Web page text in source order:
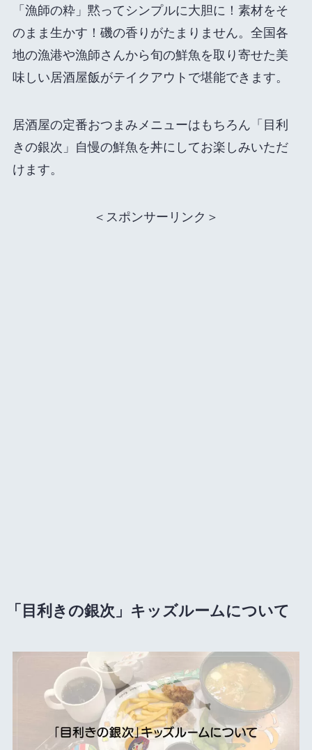
「漁師の粋」黙ってシンプルに大胆に！素材をそ
のまま生かす！磯の香りがたまりません。全国各
地の漁港や漁師さんから旬の鮮魚を取り寄せた美
味しい居酒屋飯がテイクアウトで堪能できます。
居酒屋の定番おつまみメニューはもちろん「目利
きの銀次」自慢の鮮魚を丼にしてお楽しみいただ
けます。
＜スポンサーリンク＞
「目利きの銀次」キッズルームについて